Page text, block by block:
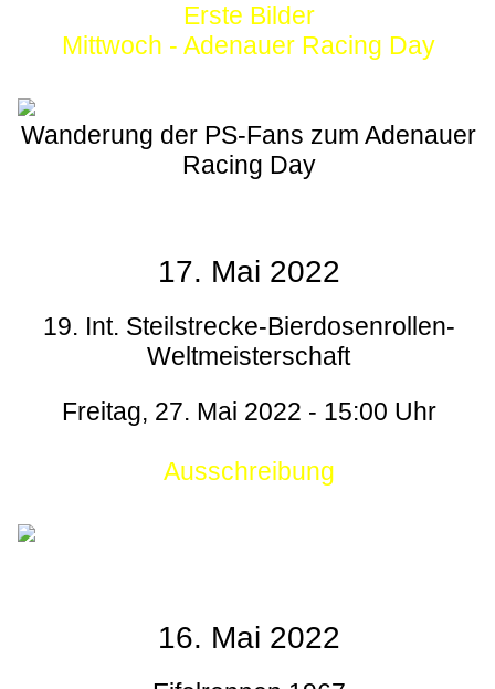
Erste Bilder
Mittwoch - Adenauer Racing Day
Wanderung der PS-Fans zum Adenauer
Racing Day
17. Mai 2022
19. Int. Steilstrecke-Bierdosenrollen-
Weltmeisterschaft
Freitag, 27. Mai 2022 - 15:00 Uhr
Ausschreibung
16. Mai 2022